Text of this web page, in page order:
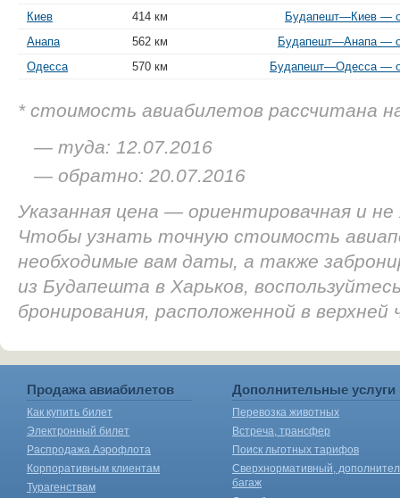
Киев
414 км
Будапешт—Киев —
Анапа
562 км
Будапешт—Анапа —
Одесса
570 км Будапешт—Одесса —
* стоимость авиабилетов рассчитана
— туда: 12.07.2016
— обратно: 20.07.2016
Указанная цена — ориентировачная и
Чтобы узнать точную стоимость
необходимые вам даты, а также
из Будапешта в Харьков,
бронирования, расположенной в
Продажа авиабилетов
Как купить билет
Электронный билет
Распродажа Аэрофлота
Корпоративным клиентам
Турагенствам
Дополнительные услуги
Перевозка животных
Встреча, трансфер
Поиск льготных тарифов
Сверхнормативный,
багаж